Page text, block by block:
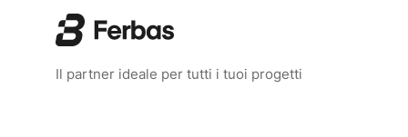
Il partner ideale per tutti i tuoi progetti